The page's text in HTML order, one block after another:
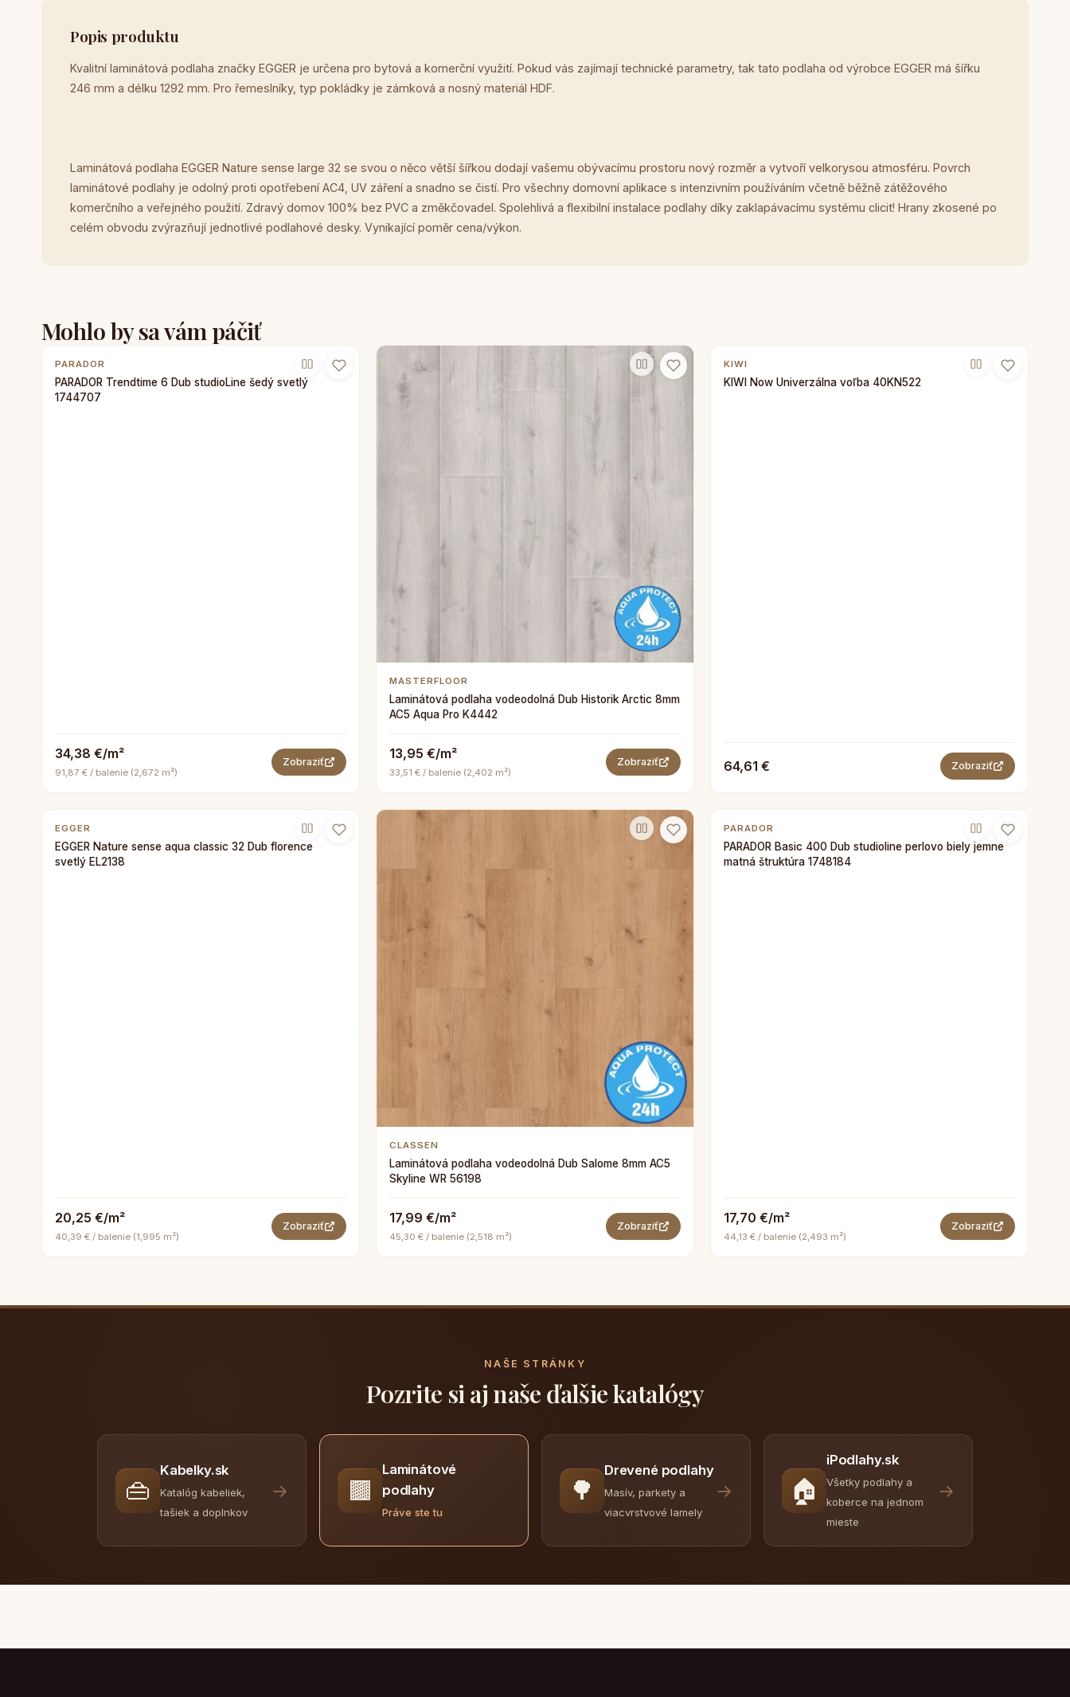
Popis produktu
Kvalitní laminátová podlaha značky EGGER je určena pro bytová a komerční využití. Pokud vás zajímají technické parametry, tak tato podlaha od výrobce EGGER má šířku
246 mm a délku 1292 mm. Pro řemeslníky, typ pokládky je zámková a nosný materiál HDF.
Laminátová podlaha EGGER Nature sense large 32 se svou o něco větší šířkou dodají vašemu obývacímu prostoru nový rozměr a vytvoří velkorysou atmosféru. Povrch
laminátové podlahy je odolný proti opotřebení AC4, UV záření a snadno se čistí. Pro všechny domovní aplikace s intenzivním používáním včetně běžně zátěžového
komerčního a veřejného použití. Zdravý domov 100% bez PVC a změkčovadel. Spolehlivá a flexibilní instalace podlahy díky zaklapávacímu systému clicit! Hrany zkosené po
celém obvodu zvýrazňují jednotlivé podlahové desky. Vynikající poměr cena/výkon.
Mohlo by sa vám páčiť
PARADOR
PARADOR Trendtime 6 Dub studioLine šedý svetlý
1744707
34,38 €/m²
91,87 € / balenie (2,672 m²)
Zobraziť
MASTERFLOOR
Laminátová podlaha vodeodolná Dub Historik Arctic 8mm
AC5 Aqua Pro K4442
13,95 €/m²
33,51 € / balenie (2,402 m²)
Zobraziť
KIWI
KIWI Now Univerzálna voľba 40KN522
64,61 € Zobraziť
EGGER
EGGER Nature sense aqua classic 32 Dub florence
svetlý EL2138
20,25 €/m²
40,39 € / balenie (1,995 m²)
Zobraziť
CLASSEN
Laminátová podlaha vodeodolná Dub Salome 8mm AC5
Skyline WR 56198
17,99 €/m²
45,30 € / balenie (2,518 m²)
Zobraziť
PARADOR
PARADOR Basic 400 Dub studioline perlovo biely jemne
matná štruktúra 1748184
17,70 €/m²
44,13 € / balenie (2,493 m²)
Zobraziť
NAŠE STRÁNKY
Pozrite si aj naše ďalšie katalógy
👜
Kabelky.sk
Katalóg kabeliek,
tašiek a doplnkov
→ 🟫
Laminátové
podlahy
Práve ste tu
🌳
Drevené podlahy
Masív, parkety a
viacvrstvové lamely
→ 🏠
iPodlahy.sk
Všetky podlahy a
koberce na jednom
mieste
→